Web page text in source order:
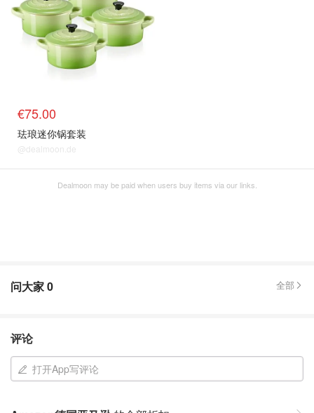
€75.00
珐琅迷你锅套装
@dealmoon.de
Dealmoon may be paid when users buy items via our links.
问大家0 全部
评论
打开App写评论